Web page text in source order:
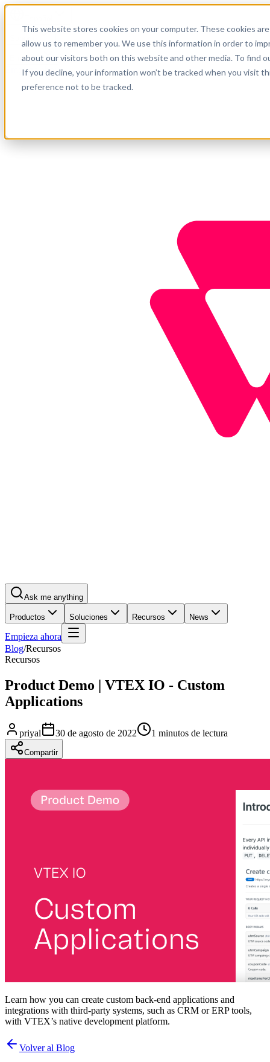
This website stores cookies on your computer. These cookies
allow us to remember you. We use this information in order to
about our visitors both on this website and other media. To find
If you decline, your information won’t be tracked when you visit
preference not to be tracked.
Soporte
Empresa
Empieza ahora
Ask me anything
Productos Soluciones Recursos News
Empieza ahora
Blog/Recursos
Recursos
Product Demo | VTEX IO - Custom
Applications
priyal 30 de agosto de 2022 1 minutos de lectura
Compartir
Learn how you can create custom back-end applications and
integrations with third-party systems, such as CRM or ERP tools,
with VTEX’s native development platform.
Volver al Blog